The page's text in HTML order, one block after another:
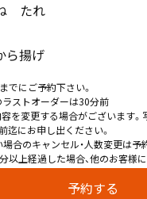
たれ
ら揚げ
にご予約下さい。
ストオーダーは30分前
を変更する場合がございます。
迄にお申し出ください。
合のキャンセル・人数変更は予
上経過した場合、他のお客様
予約する